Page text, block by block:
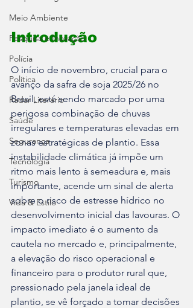
Meio Ambiente
Pesquisa e Inovação
Polícia
Política
Radar Literário
Saúde
Segurança
Tecnologia
Turismo
Vida & Estilo
Introdução
O início de novembro, crucial para o
avanço da safra de soja 2025/26 no
Brasil, está sendo marcado por uma
perigosa combinação de chuvas
irregulares e temperaturas elevadas em
zonas estratégicas de plantio. Essa
instabilidade climática já impõe um
ritmo mais lento à semeadura e, mais
importante, acende um sinal de alerta
sobre o risco de estresse hídrico no
desenvolvimento inicial das lavouras. O
impacto imediato é o aumento da
cautela no mercado e, principalmente,
a elevação do risco operacional e
financeiro para o produtor rural que,
pressionado pela janela ideal de
plantio, se vê forçado a tomar decisões